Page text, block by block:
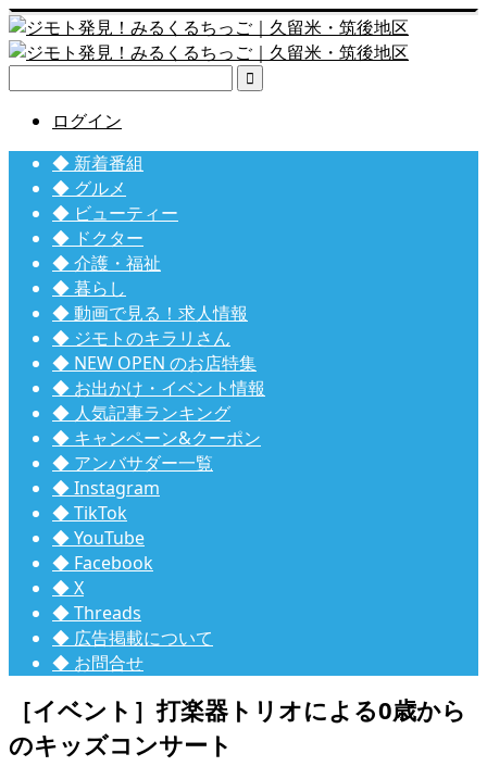

ログイン
◆ 新着番組
◆ グルメ
◆ ビューティー
◆ ドクター
◆ 介護・福祉
◆ 暮らし
◆ 動画で見る！求人情報
◆ ジモトのキラリさん
◆ NEW OPEN のお店特集
◆ お出かけ・イベント情報
◆ 人気記事ランキング
◆ キャンペーン&クーポン
◆ アンバサダー一覧
◆ Instagram
◆ TikTok
◆ YouTube
◆ Facebook
◆ X
◆ Threads
◆ 広告掲載について
◆ お問合せ
［イベント］打楽器トリオによる0歳から
のキッズコンサート